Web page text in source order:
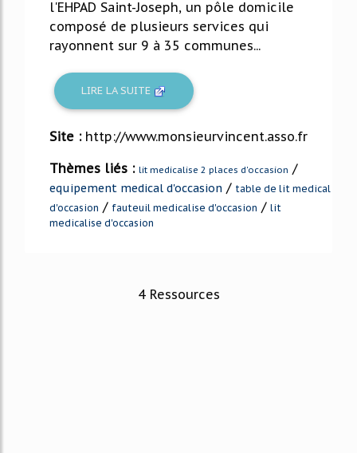
l'EHPAD Saint-Joseph, un pôle domicile
composé de plusieurs services qui
rayonnent sur 9 à 35 communes...
LIRE LA SUITE
Site : http://www.monsieurvincent.asso.fr
Thèmes liés : lit medicalise 2 places d'occasion /
equipement medical d'occasion / table de lit medical
d'occasion / fauteuil medicalise d'occasion / lit
medicalise d'occasion
4 Ressources